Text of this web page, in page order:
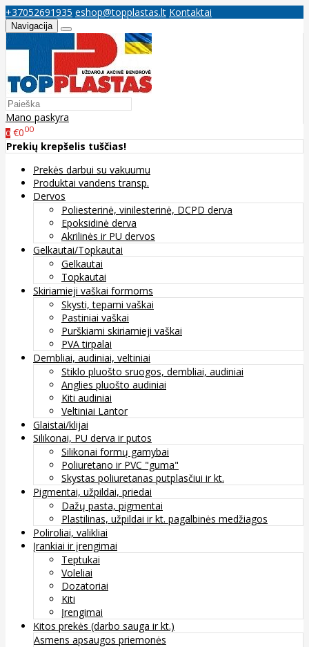
+37052691935 eshop@topplastas.lt Kontaktai
Navigacija
Mano paskyra
0 €000
Prekių krepšelis tuščias!
Prekės darbui su vakuumu
Produktai vandens transp.
Dervos
Poliesterinė, vinilesterinė, DCPD derva
Epoksidinė derva
Akrilinės ir PU dervos
Gelkautai/Topkautai
Gelkautai
Topkautai
Skiriamieji vaškai formoms
Skysti, tepami vaškai
Pastiniai vaškai
Purškiami skiriamieji vaškai
PVA tirpalai
Dembliai, audiniai, veltiniai
Stiklo pluošto sruogos, dembliai, audiniai
Anglies pluošto audiniai
Kiti audiniai
Veltiniai Lantor
Glaistai/klijai
Silikonai, PU derva ir putos
Silikonai formų gamybai
Poliuretano ir PVC "guma"
Skystas poliuretanas putplasčiui ir kt.
Pigmentai, užpildai, priedai
Dažų pasta, pigmentai
Plastilinas, užpildai ir kt. pagalbinės medžiagos
Poliroliai, valikliai
Įrankiai ir įrengimai
Teptukai
Voleliai
Dozatoriai
Kiti
Įrengimai
Kitos prekės (darbo sauga ir kt.)
Asmens apsaugos priemonės